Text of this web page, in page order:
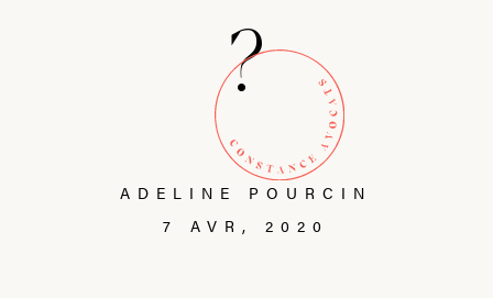
?
ADELINE POURCIN
7 AVR, 2020